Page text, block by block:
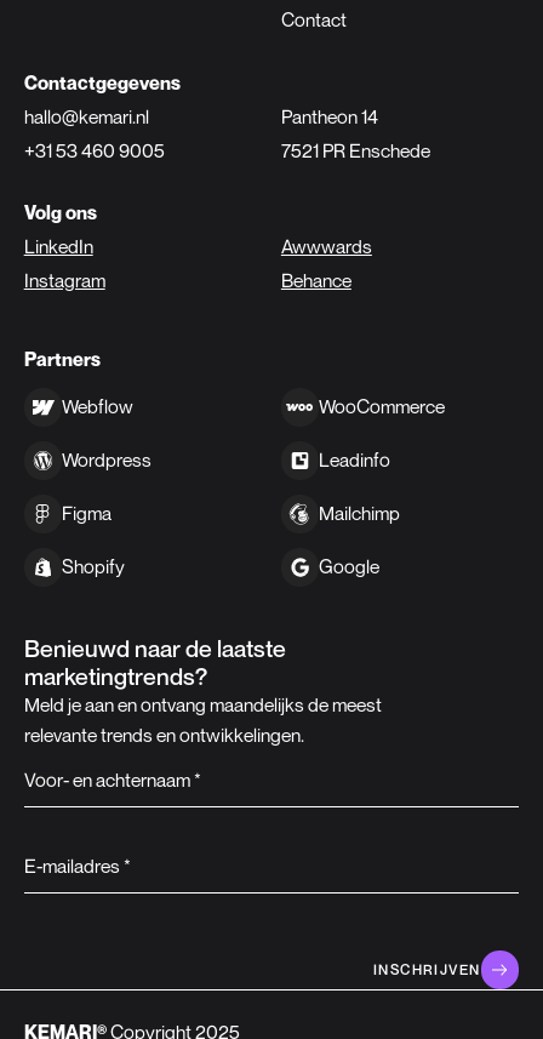
Contact
Contactgegevens
hallo@kemari.nl
Pantheon 14
7521 PR Enschede
+31 53 460 9005
Volg ons
LinkedIn
Awwwards
Instagram
Behance
Partners
Webflow WooCommerce
Wordpress Leadinfo
Figma Mailchimp
Shopify Google
Benieuwd naar de laatste
marketingtrends?
Meld je aan en ontvang maandelijks de meest
relevante trends en ontwikkelingen.
Voor- en achternaam *
E-mailadres *
KEMARI®Copyright 2025